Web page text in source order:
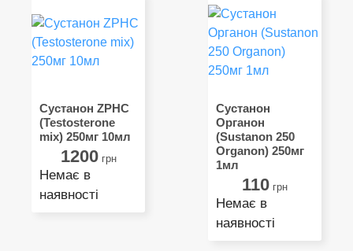
Сустанон ZPHC
(Testosterone
mix) 250мг 10мл
1200грн
Немає в
наявності
Сустанон
Органон
(Sustanon 250
Organon) 250мг
1мл
110 грн
Немає в
наявності